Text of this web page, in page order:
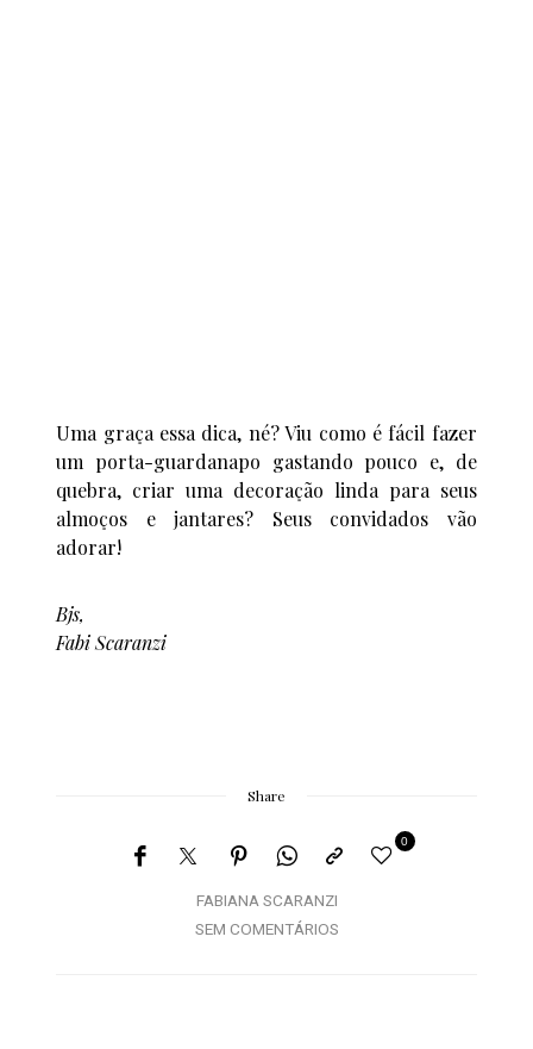
Uma graça essa dica, né? Viu como é fácil fazer
um porta-guardanapo gastando pouco e, de
quebra, criar uma decoração linda para seus
almoços e jantares? Seus convidados vão
adorar!
Bjs,
Fabi Scaranzi
Share
FABIANA SCARANZI
0
SEM COMENTÁRIOS